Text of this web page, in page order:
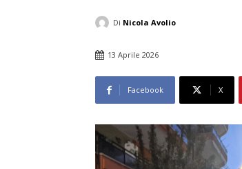
Di Nicola Avolio
13 Aprile 2026
Facebook X